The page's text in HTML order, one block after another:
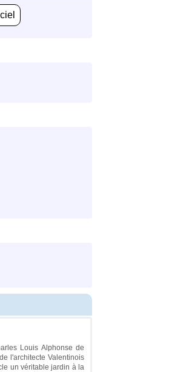
Louis Alphonse de
l'architecte Valentinois
un véritable jardin à la